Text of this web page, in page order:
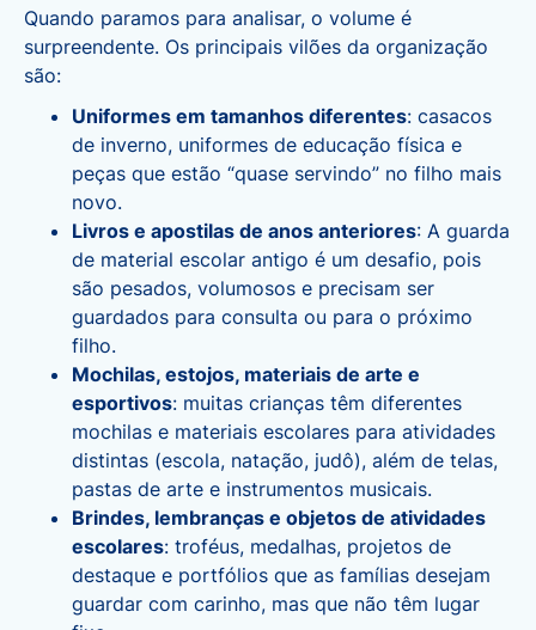
Quando paramos para analisar, o volume é
surpreendente. Os principais vilões da organização
são:
Uniformes em tamanhos diferentes: casacos
de inverno, uniformes de educação física e
peças que estão “quase servindo” no filho mais
novo.
Livros e apostilas de anos anteriores: A guarda
de material escolar antigo é um desafio, pois
são pesados, volumosos e precisam ser
guardados para consulta ou para o próximo
filho.
Mochilas, estojos, materiais de arte e
esportivos: muitas crianças têm diferentes
mochilas e materiais escolares para atividades
distintas (escola, natação, judô), além de telas,
pastas de arte e instrumentos musicais.
Brindes, lembranças e objetos de atividades
escolares: troféus, medalhas, projetos de
destaque e portfólios que as famílias desejam
guardar com carinho, mas que não têm lugar